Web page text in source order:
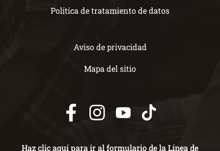
Política de tratamiento de datos
Aviso de privacidad
Mapa del sitio
Haz clic aquí para ir al formulario de la Línea de